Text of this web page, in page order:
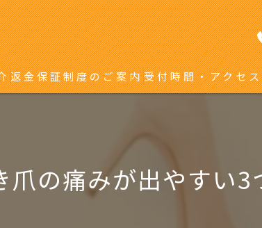
返金保証制度のご案内受付時間・アクセス
の痛みが出やすい3